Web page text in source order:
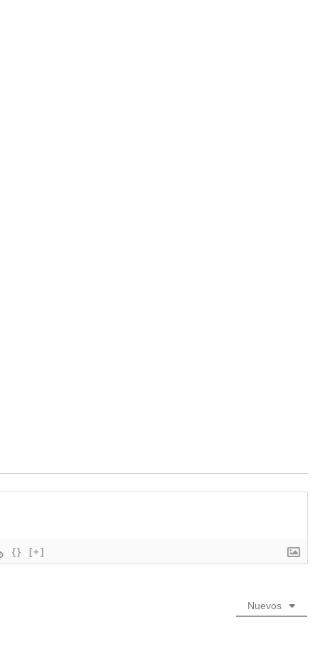
{} [+]
Nuevos